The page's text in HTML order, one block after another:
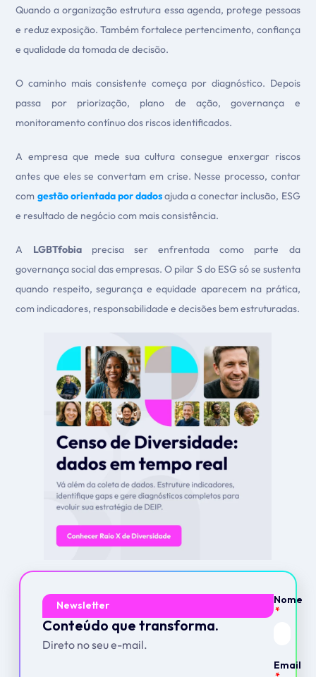
Quando a organização estrutura essa agenda, protege pessoas
e reduz exposição. Também fortalece pertencimento, confiança
e qualidade da tomada de decisão.
O caminho mais consistente começa por diagnóstico. Depois
passa por priorização, plano de ação, governança e
monitoramento contínuo dos riscos identificados.
A empresa que mede sua cultura consegue enxergar riscos
antes que eles se convertam em crise. Nesse processo, contar
com gestão orientada por dadosajuda a conectar inclusão, ESG
e resultado de negócio com mais consistência.
A LGBTfobiaprecisa ser enfrentada como parte da
governança social das empresas. O pilar S do ESG só se sustenta
quando respeito, segurança e equidade aparecem na prática,
com indicadores, responsabilidade e decisões bem estruturadas.
Newsletter
Conteúdo que transforma.
Direto no seu e-mail.
Nome
Email